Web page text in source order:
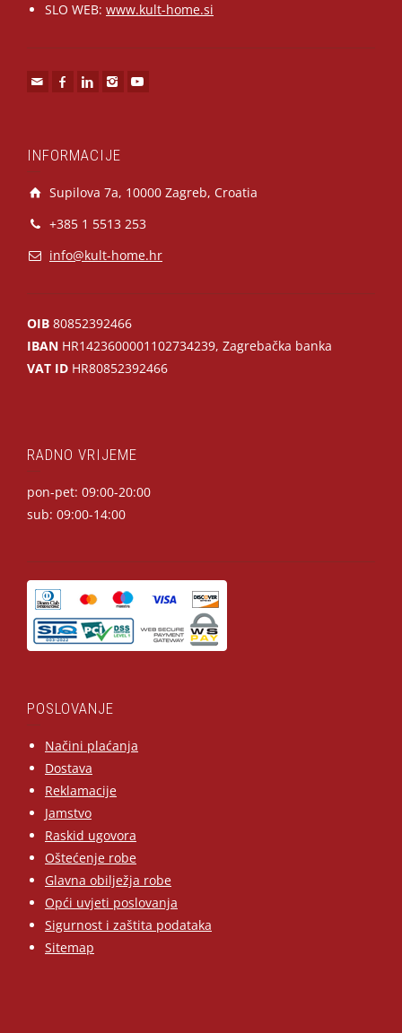
SLO WEB: www.kult-home.si
INFORMACIJE
Supilova 7a, 10000 Zagreb, Croatia
+385 1 5513 253
info@kult-home.hr
OIB 80852392466
IBAN HR1423600001102734239, Zagrebačka banka
VAT ID HR80852392466
RADNO VRIJEME
pon-pet: 09:00-20:00
sub: 09:00-14:00
POSLOVANJE
Načini plaćanja
Dostava
Reklamacije
Jamstvo
Raskid ugovora
Oštećenje robe
Glavna obilježja robe
Opći uvjeti poslovanja
Sigurnost i zaštita podataka
Sitemap